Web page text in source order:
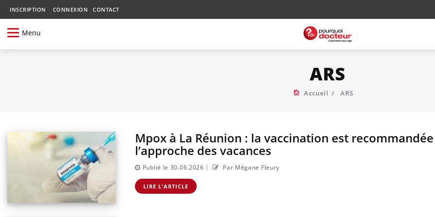
INSCRIPTION CONNEXION CONTACT
Menu
ARS
Accueil ARS
Mpox à La Réunion : la vaccination est
l’approche des vacances
Publié le 30.06.2026 | Par Mégane Fleury
LIRE L'ARTICLE